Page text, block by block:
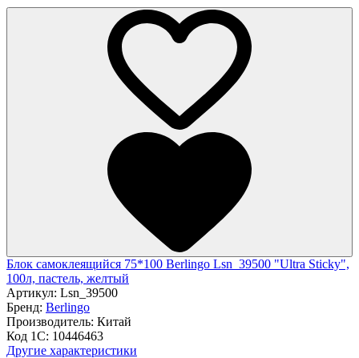
Блок самоклеящийся 75*100 Berlingo Lsn_39500 "Ultra Sticky",
100л, пастель, желтый
Артикул: Lsn_39500
Бренд: Berlingo
Производитель: Китай
Код 1С: 10446463
Другие характеристики